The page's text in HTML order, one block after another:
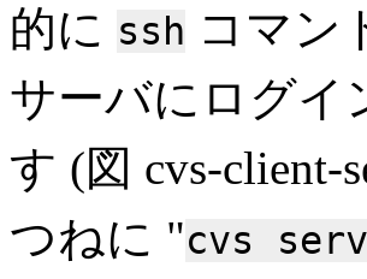
的に ssh コマン
サーバにログイ
す (図 cvs-
つねに "cvs